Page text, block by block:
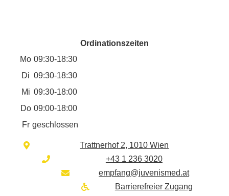
Ordinationszeiten
Mo 09:30-18:30
Di 09:30-18:30
Mi 09:30-18:00
Do 09:00-18:00
Fr geschlossen
Trattnerhof 2, 1010 Wien
+43 1 236 3020
empfang@juvenismed.at
Barrierefreier Zugang